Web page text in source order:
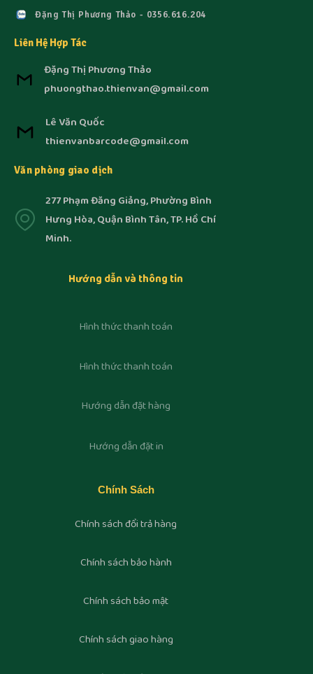
Đặng Thị Phương Thảo - 0356.616.204
Liên Hệ Hợp Tác
Đặng Thị Phương Thảo
phuongthao.thienvan@gmail.com
Lê Văn Quốc
thienvanbarcode@gmail.com
Văn phòng giao dịch
277 Phạm Đăng Giảng, Phường Bình
Hưng Hòa, Quận Bình Tân, TP. Hồ Chí
Minh.
Hướng dẫn và thông tin
Hình thức thanh toán
Hình thức thanh toán
Hướng dẫn đặt hàng
Hướng dẫn đặt in
Chính Sách
Chính sách đổi trả hàng
Chính sách bảo hành
Chính sách bảo mật
Chính sách giao hàng